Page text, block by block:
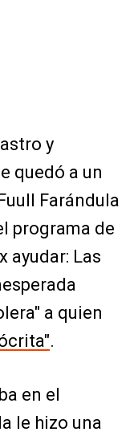
y
quedó a un
Farándula
programa de
ayudar: Las
a quien
.
en el
le hizo una